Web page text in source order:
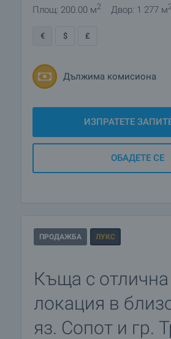
Площ: 200.00 м2 Двор: 1 277 м
€ $ £
Дължима комисиона
ИЗПРАТЕТЕ
ОБАДЕТЕ СЕ
ПРОДАЖБА ЛУКС
Къща с отлична
локация в
яз. Сопот и гр.